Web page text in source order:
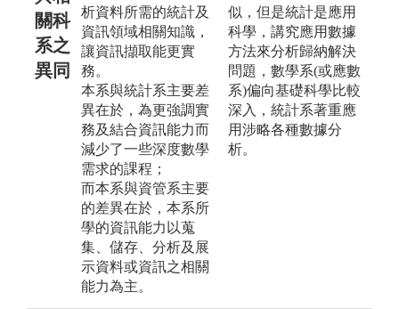
關科
系之
異同
析資料所需的統計及
資訊領域相關知識，
讓資訊擷取能更實
務。
本系與統計系主要差
異在於，為更強調實
務及結合資訊能力而
減少了一些深度數學
需求的課程；
而本系與資管系主要
的差異在於，本系所
學的資訊能力以蒐
集、儲存、分析及展
示資料或資訊之相關
能力為主。
似，但是統計是應用
科學，講究應用數據
方法來分析歸納解決
問題，數學系(或應數
系)偏向基礎科學比較
深入，統計系著重應
用涉略各種數據分
析。